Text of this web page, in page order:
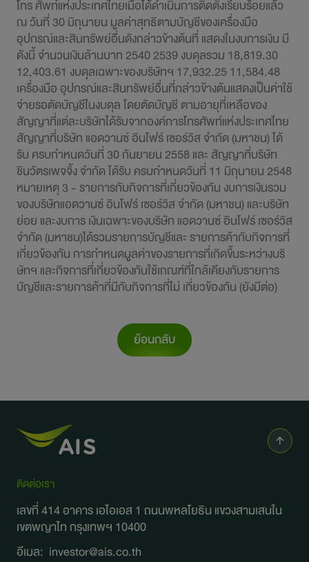
ย้อนกลับ
ติดต่อเรา
เลขที่ 414 อาคาร เอไอเอส 1 ถนนพหลโยธิน แขวงสามเสนใน
เขตพญาไท กรุงเทพฯ 10400
อีเมล: investor@ais.co.th